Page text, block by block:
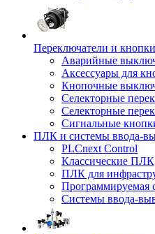
Переключатели и кнопки
Аварийные
Аксессуары для
Кнопочные
Селекторные
Селекторные
Сигнальные
ПЛК и системы ввода-
PLCnext Control
Классические ПЛК
ПЛК для
Программируемая
Системы ввода-